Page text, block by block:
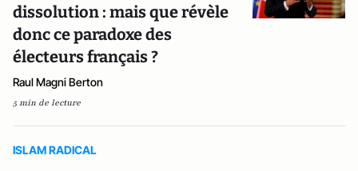
dissolution : mais que révèle
donc ce paradoxe des
électeurs français ?
Raul Magni Berton
5 min de lecture
ISLAM RADICAL